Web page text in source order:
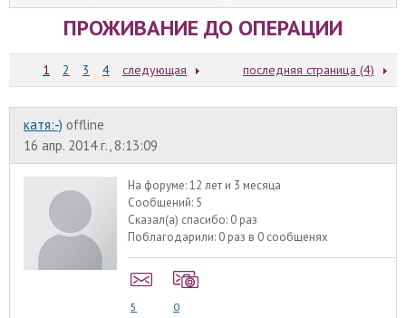
ПРОЖИВАНИЕ ДО ОПЕРАЦИИ
1 2 3 4 следующая последняя страница (4)
катя:-) offline
16 апр. 2014 г., 8:13:09
На форуме:12 лет и 3 месяца
Сообщений: 5
Сказал(а) спасибо: 0 раз
Поблагодарили: 0 раз в 0 сообщенях
5 0